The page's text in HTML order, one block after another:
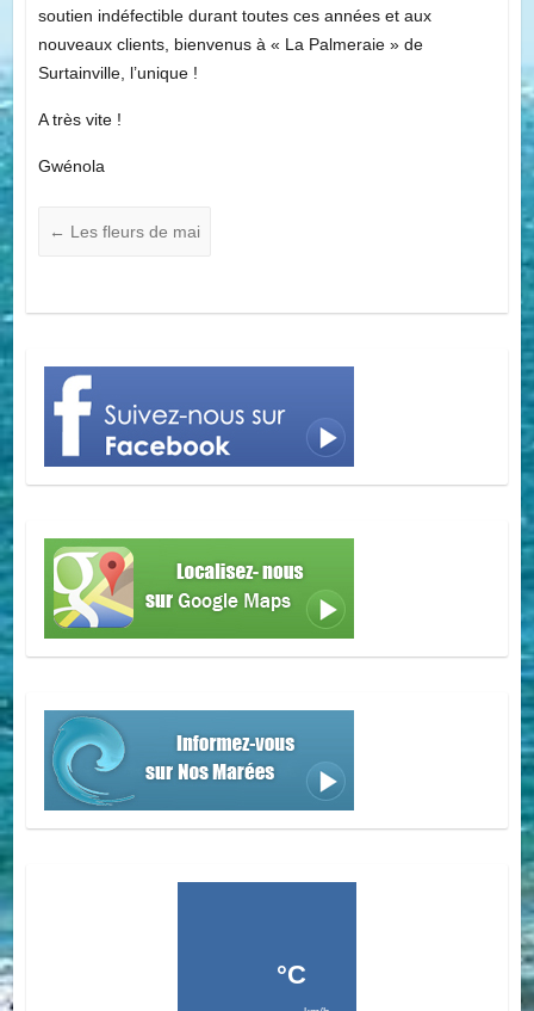
soutien indéfectible durant toutes ces années et aux
nouveaux clients, bienvenus à « La Palmeraie » de
Surtainville, l’unique !
A très vite !
Gwénola
← Les fleurs de mai